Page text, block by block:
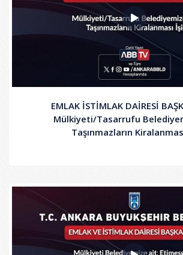
EMLAK İSTİMLAK DAİRESİ
Mülkiyeti/Tasarrufu
Taşınmazların